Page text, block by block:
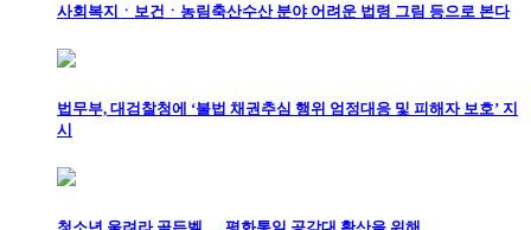
사회복지ㆍ보건ㆍ농림축산수산 분야 어려운 법령 그림 등으로 본다
법무부, 대검찰청에 ‘불법 채권추심 행위 엄정대응 및 피해자 보호’ 지
시